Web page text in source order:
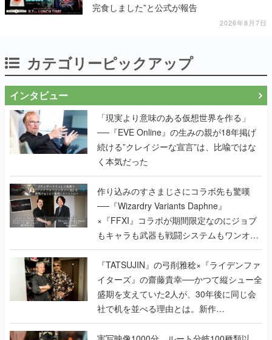
完食しました”と公式が報告
2026年8月7日
カテゴリーピックアップ
インタビュー
「現実より意味のある仮想世界を作る」
──『EVE Online』の生みの親が18年掲げ
続ける”クレイジーな宣言”は、比喩ではな
く本気だった
作り込みのすさまじさにコラボ先も驚嘆
──『Wizardry Variants Daphne』
×『FFXI』コラボが期間限定なのにジョブ
もキャラも武器も戦闘システムもワンオフ
で作り込まれた理由を両ディレクターに聞
く
『TATSUJIN』の弓削雅稔×『ライデンファ
イターズ』の齋藤貴幸──かつて縦シュー全
盛期を支えていた2人が、30年後に同じ会
社で机を並べる理由とは。新作
『TATSUJIN EXTREME』で初タッグを組